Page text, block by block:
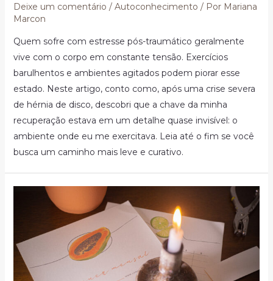
Deixe um comentário / Autoconhecimento / Por Mariana
Marcon
Quem sofre com estresse pós-traumático geralmente
vive com o corpo em constante tensão. Exercícios
barulhentos e ambientes agitados podem piorar esse
estado. Neste artigo, conto como, após uma crise severa
de hérnia de disco, descobri que a chave da minha
recuperação estava em um detalhe quase invisível: o
ambiente onde eu me exercitava. Leia até o fim se você
busca um caminho mais leve e curativo.